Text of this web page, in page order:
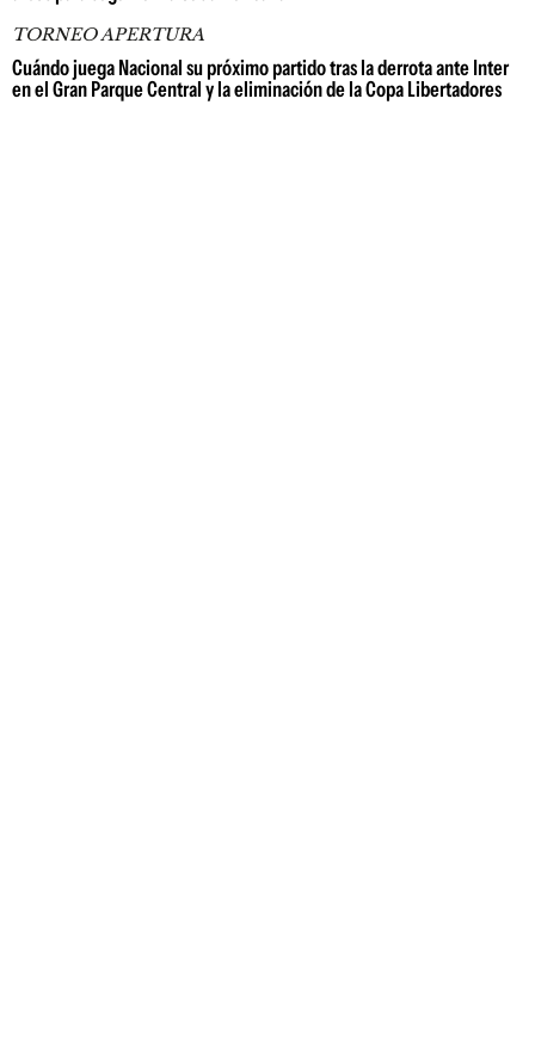
TORNEO APERTURA
Cuándo juega Nacional su próximo partido tras la derrota ante Inter
en el Gran Parque Central y la eliminación de la Copa Libertadores